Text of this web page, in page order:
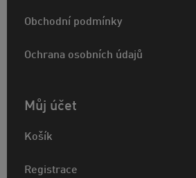
Obchodní podmínky
Ochrana osobních údajů
Můj účet
Košík
Registrace